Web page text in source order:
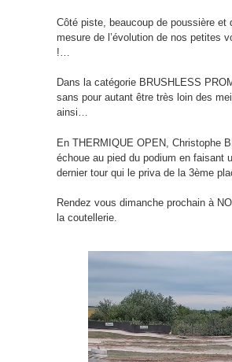
Côté piste, beaucoup de poussière et
mesure de l’évolution de nos petites
!…
Dans la catégorie BRUSHLESS
sans pour autant être très loin des
ainsi…
En THERMIQUE OPEN, Christophe
échoue au pied du podium en faisant
dernier tour qui le priva de la 3ème
Rendez vous dimanche prochain à
la coutellerie.